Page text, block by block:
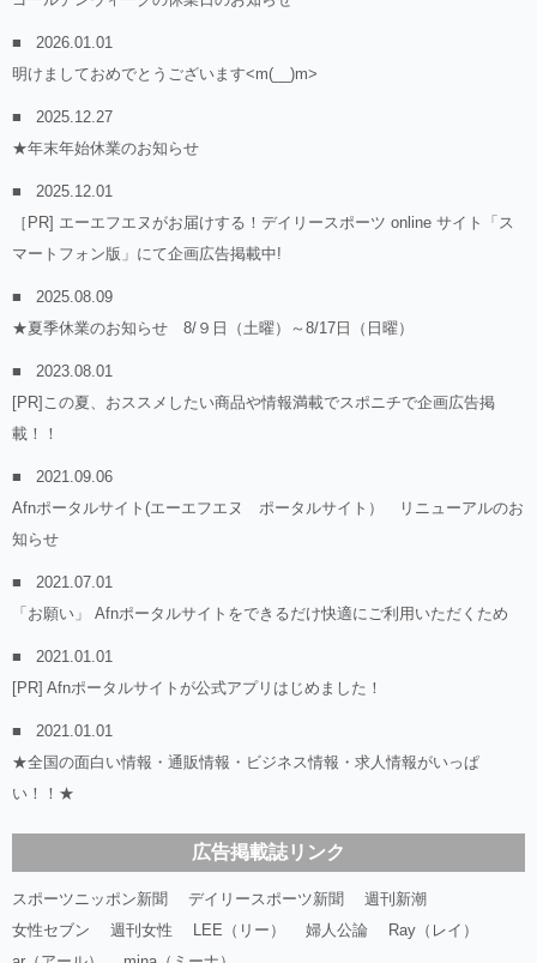
2026.01.01
明けましておめでとうございます<m(__)m>
2025.12.27
★年末年始休業のお知らせ
2025.12.01
［PR] エーエフエヌがお届けする！デイリースポーツ online サイト「ス
マートフォン版」にて企画広告掲載中!
2025.08.09
★夏季休業のお知らせ 8/９日（土曜）～8/17日（日曜）
2023.08.01
[PR]この夏、おススメしたい商品や情報満載でスポニチで企画広告掲
載！！
2021.09.06
Afnポータルサイト(エーエフエヌ ポータルサイト） リニューアルのお
知らせ
2021.07.01
「お願い」 Afnポータルサイトをできるだけ快適にご利用いただくため
2021.01.01
[PR] Afnポータルサイトが公式アプリはじめました！
2021.01.01
★全国の面白い情報・通販情報・ビジネス情報・求人情報がいっぱ
い！！★
広告掲載誌リンク
スポーツニッポン新聞 デイリースポーツ新聞
週刊新潮
女性セブン
週刊女性 LEE（リー） 婦人公論
Ray（レイ）